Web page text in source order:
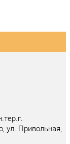
ул. Привольная,